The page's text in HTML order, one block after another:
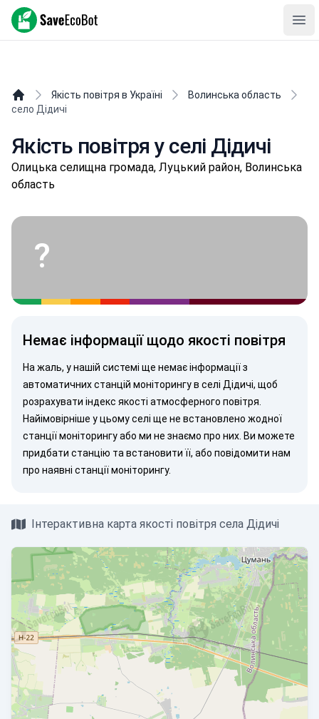
SaveEcoBot
Якість повітря в Україні
Волинська область
село Дідичі
Якість повітря у селі Дідичі
Олицькa селищнa громада, Луцький район, Волинська
область
?
Немає інформації щодо якості повітря
На жаль, у нашій системі ще немає інформації з
автоматичних станцій моніторингу в селі Дідичі, щоб
розрахувати індекс якості атмосферного повітря.
Найімовірніше у цьому селі ще не встановлено жодної
станції моніторингу або ми не знаємо про них. Ви можете
придбати станцію та встановити її, або повідомити нам
про наявні станції моніторингу.
Інтерактивна карта якості повітря села Дідичі